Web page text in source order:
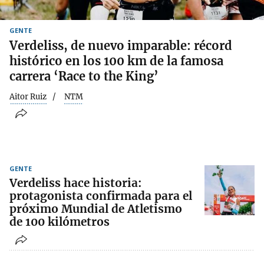
GENTE
Verdeliss, de nuevo imparable: récord
histórico en los 100 km de la famosa
carrera ‘Race to the King’
Aitor Ruiz NTM
GENTE
Verdeliss hace historia:
protagonista confirmada para el
próximo Mundial de Atletismo
de 100 kilómetros